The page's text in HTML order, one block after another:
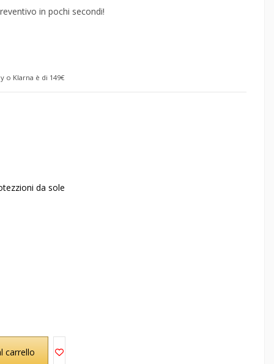
in pochi secondi!
o Klarna è di 149€
da sole
carrello